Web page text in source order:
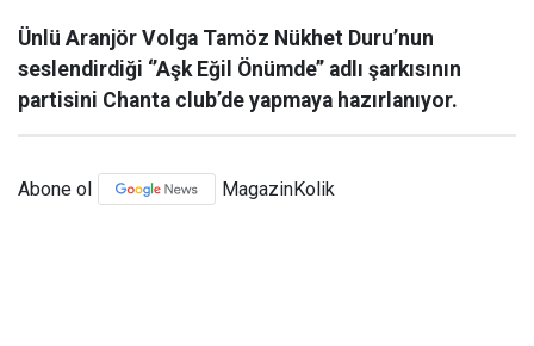
Ünlü Aranjör Volga Tamöz Nükhet Duru’nun
seslendirdiği ‘’Aşk Eğil Önümde’’ adlı şarkısının
partisini Chanta club’de yapmaya hazırlanıyor.
Abone ol MagazinKolik